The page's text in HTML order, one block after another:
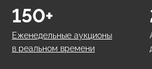
Еженедельные аукционы
в реальном времени
150+